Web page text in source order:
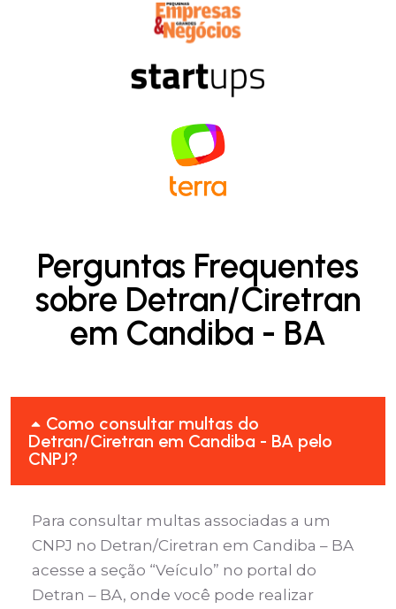
Perguntas Frequentes
sobre Detran/Ciretran
em Candiba - BA
Como consultar multas do
Detran/Ciretran em Candiba - BA pelo
CNPJ?
Para consultar multas associadas a um
CNPJ no Detran/Ciretran em Candiba – BA
acesse a seção “Veículo” no portal do
Detran – BA, onde você pode realizar